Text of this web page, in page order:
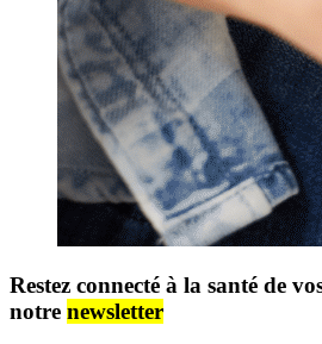
Restez connecté à la santé de
notre newsletter